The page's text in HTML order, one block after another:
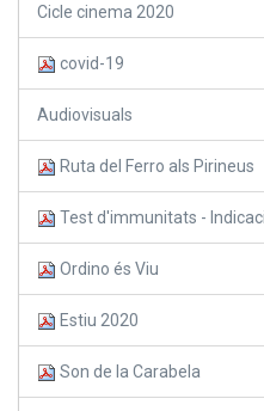
Cicle cinema 2020
covid-19
Audiovisuals
Ruta del Ferro als Pirineus
Test d'immunitats -
Ordino és Viu
Estiu 2020
Son de la Carabela